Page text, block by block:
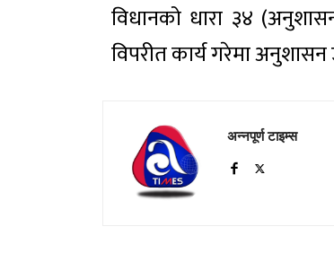
विधानको धारा ३४
विपरीत कार्य गरेमा
अन्नपूर्ण टाइम्स